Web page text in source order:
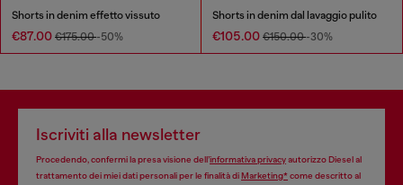
Shorts in denim effetto vissuto
€87.00 €175.00-50%
Shorts in denim dal lavaggio pulito
€105.00 €150.00-30%
Iscriviti alla newsletter
Procedendo, confermi la presa visione dell’informativa privacyautorizzo Diesel al
trattamento dei miei dati personali per le finalità diMarketing*come descritto al